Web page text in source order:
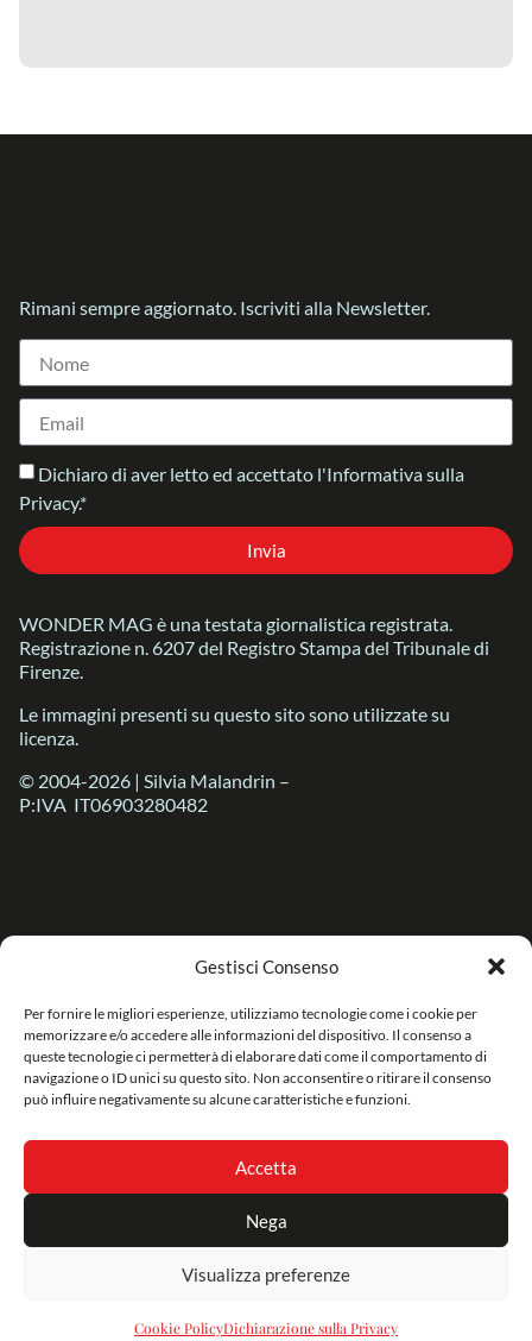
Gestisci Consenso
Per fornire le migliori esperienze, utilizziamo tecnologie come i cookie per
memorizzare e/o accedere alle informazioni del dispositivo. Il consenso a
queste tecnologie ci permetterà di elaborare dati come il comportamento di
navigazione o ID unici su questo sito. Non acconsentire o ritirare il consenso
può influire negativamente su alcune caratteristiche e funzioni.
Accetta
Nega
Visualizza preferenze
Cookie PolicyDichiarazione sulla Privacy
Rimani sempre aggiornato. Iscriviti alla Newsletter.
Dichiaro di aver letto ed accettato l'Informativa sulla
Privacy.*
Invia
WONDER MAG è una testata giornalistica registrata.
Registrazione n. 6207 del Registro Stampa del Tribunale di
Firenze.
Le immagini presenti su questo sito sono utilizzate su
licenza.
© 2004-2026 | Silvia Malandrin –
P:IVA IT06903280482
Cookie Policy